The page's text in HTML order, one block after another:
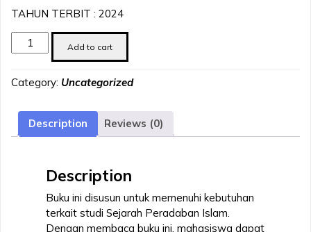
TAHUN TERBIT : 2024
Sejarah
Peradaban
quantity
Add to cart
Category: Uncategorized
Description Reviews (0)
Description
Buku ini disusun untuk memenuhi kebutuhan
terkait studi Sejarah Peradaban Islam.
Dengan membaca buku ini, mahasiswa dapat